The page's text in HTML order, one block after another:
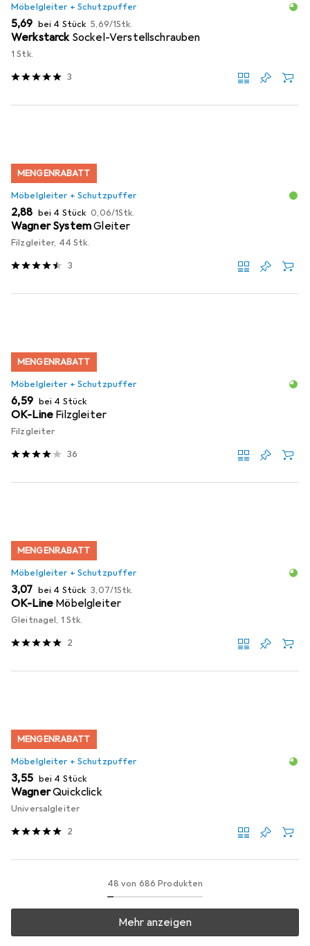
Möbelgleiter + Schutzpuffer
EUR
5,69 bei 4 Stück EUR
5,69/1Stk.
Werkstarck Sockel-Verstellschrauben
1 Stk.
3
MENGENRABATT
Möbelgleiter + Schutzpuffer
EUR
2,88 bei 4 Stück EUR
0,06/1Stk.
Wagner SystemGleiter
Filzgleiter, 44 Stk.
3
MENGENRABATT
Möbelgleiter + Schutzpuffer
EUR
6,59 bei 4 Stück
OK-Line Filzgleiter
Filzgleiter
36
MENGENRABATT
Möbelgleiter + Schutzpuffer
EUR
3,07 bei 4 Stück EUR
3,07/1Stk.
OK-Line Möbelgleiter
Gleitnagel, 1 Stk.
2
MENGENRABATT
Möbelgleiter + Schutzpuffer
EUR
3,55 bei 4 Stück
WagnerQuickclick
Universalgleiter
2
48 von 686 Produkten
Mehr anzeigen